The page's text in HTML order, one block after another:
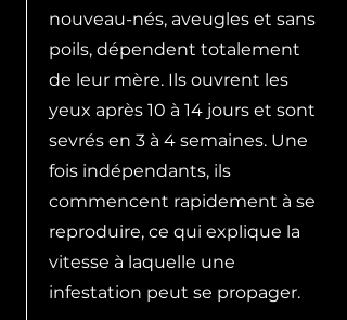
nouveau-nés, aveugles et sans
poils, dépendent totalement
de leur mère. Ils ouvrent les
yeux après 10 à 14 jours et sont
sevrés en 3 à 4 semaines. Une
fois indépendants, ils
commencent rapidement à se
reproduire, ce qui explique la
vitesse à laquelle une
infestation peut se propager.